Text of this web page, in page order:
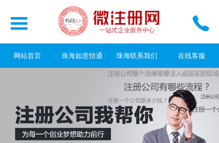
网站首页 珠海如意恒通 珠海联系我们 在线客服